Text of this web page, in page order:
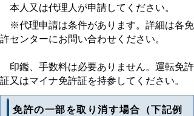
本人又は代理人が申請してください。
※代理申請は条件があります。詳細は各免
許センターにお問い合わせください。
印鑑、手数料は必要ありません。運転免許
証又はマイナ免許証を持参してください。
免許の一部を取り消す場合（下記例